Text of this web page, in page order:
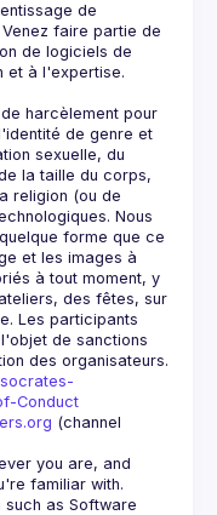
de
faire partie de
de logiciels de
harcèlement pour
de genre et
sexuelle, du
la taille du corps,
religion (ou de
Nous
forme que ce
et les images à
à tout moment, y
des fêtes, sur
Les participants
de sanctions
Conduct
(channel
you are, and
as Software